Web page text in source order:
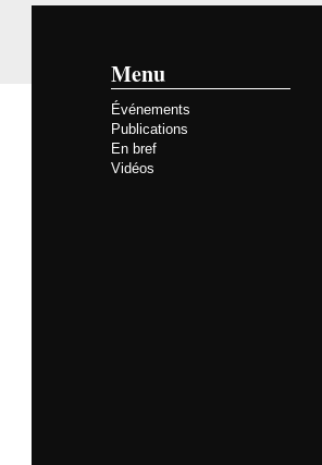
Menu
Événements
Publications
En bref
Vidéos